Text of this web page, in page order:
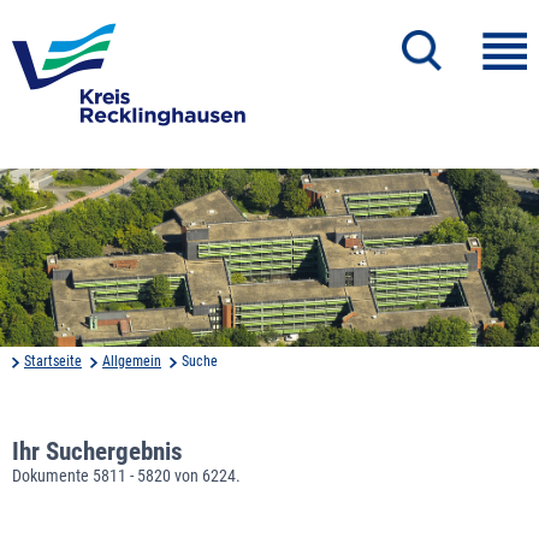
Startseite Allgemein Suche
Ihr Suchergebnis
Dokumente 5811 - 5820 von 6224.